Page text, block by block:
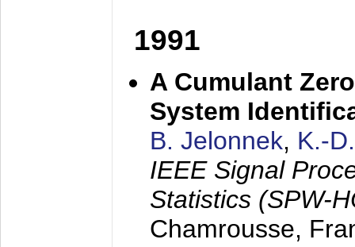
1991
A Cumulant
System
B. Jelonnek, K.-
IEEE Signal
Statistics (SPW-
Chamrousse,